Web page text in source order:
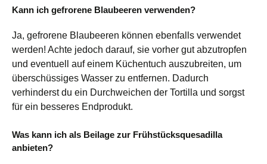
Kann ich gefrorene Blaubeeren verwenden?
Ja, gefrorene Blaubeeren können ebenfalls verwendet
werden! Achte jedoch darauf, sie vorher gut abzutropfen
und eventuell auf einem Küchentuch auszubreiten, um
überschüssiges Wasser zu entfernen. Dadurch
verhinderst du ein Durchweichen der Tortilla und sorgst
für ein besseres Endprodukt.
Was kann ich als Beilage zur Frühstücksquesadilla
anbieten?